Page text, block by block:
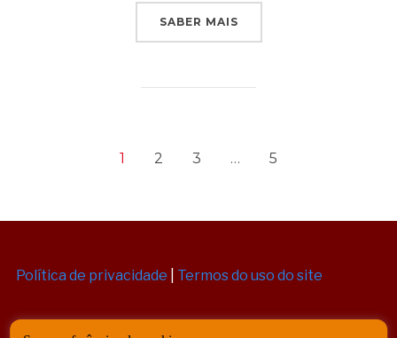
SABER MAIS
1 2 3 … 5
Política de privacidade Termos do uso do site